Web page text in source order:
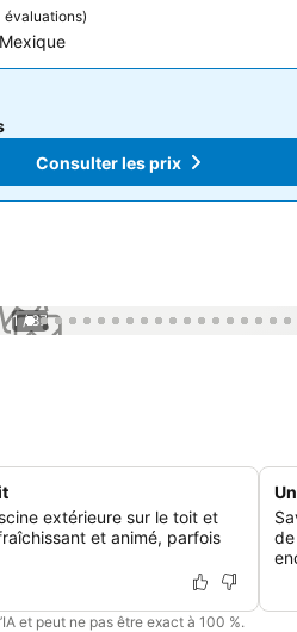
évaluations)
les prix
Consulter les prix
1 / 87
extérieure sur le toit et
et animé, parfois
et peut ne pas être exact à 100 %.